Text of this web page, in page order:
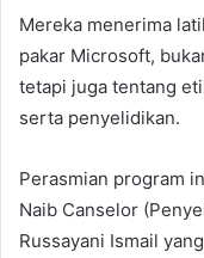
Mereka menerima
pakar Microsoft,
tetapi juga tentang
serta penyelidikan.
Perasmian program
Naib Canselor
Russayani Ismail